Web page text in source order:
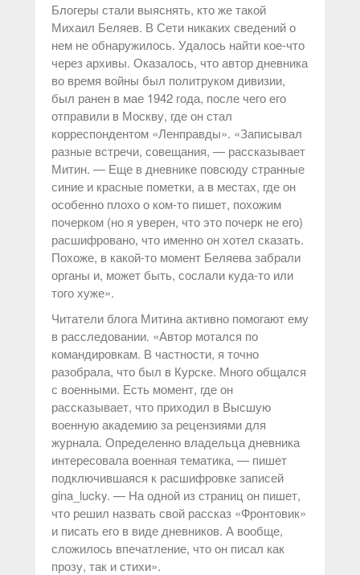
Блогеры стали выяснять, кто же такой
Михаил Беляев. В Сети никаких сведений о
нем не обнаружилось. Удалось найти кое-что
через архивы. Оказалось, что автор дневника
во время войны был политруком дивизии,
был ранен в мае 1942 года, после чего его
отправили в Москву, где он стал
корреспондентом «Ленправды». «Записывал
разные встречи, совещания, — рассказывает
Митин. — Еще в дневнике повсюду странные
синие и красные пометки, а в местах, где он
особенно плохо о ком-то пишет, похожим
почерком (но я уверен, что это почерк не его)
расшифровано, что именно он хотел сказать.
Похоже, в какой-то момент Беляева забрали
органы и, может быть, сослали куда-то или
того хуже».
Читатели блога Митина активно помогают ему
в расследовании. «Автор мотался по
командировкам. В частности, я точно
разобрала, что был в Курске. Много общался
с военными. Есть момент, где он
рассказывает, что приходил в Высшую
военную академию за рецензиями для
журнала. Определенно владельца дневника
интересовала военная тематика, — пишет
подключившаяся к расшифровке записей
gina_lucky. — На одной из страниц он пишет,
что решил назвать свой рассказ «Фронтовик»
и писать его в виде дневников. А вообще,
сложилось впечатление, что он писал как
прозу, так и стихи».